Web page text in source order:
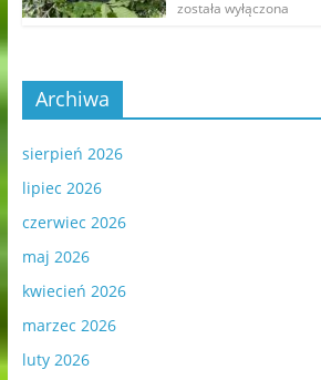
została wyłączona
Archiwa
sierpień 2026
lipiec 2026
czerwiec 2026
maj 2026
kwiecień 2026
marzec 2026
luty 2026